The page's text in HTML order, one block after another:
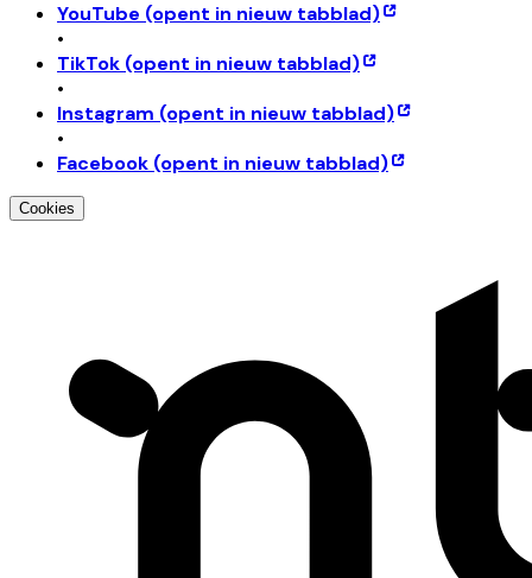
YouTube (opent in nieuw tabblad)
•
TikTok (opent in nieuw tabblad)
•
Instagram (opent in nieuw tabblad)
•
Facebook (opent in nieuw tabblad)
Cookies